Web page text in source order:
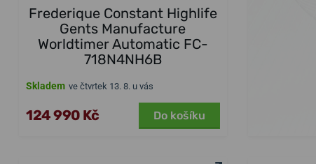
Frederique Constant Highlife
Gents Manufacture
Worldtimer Automatic FC-
718N4NH6B
Skladem ve čtvrtek 13. 8. u vás
124 990 Kč Do košíku